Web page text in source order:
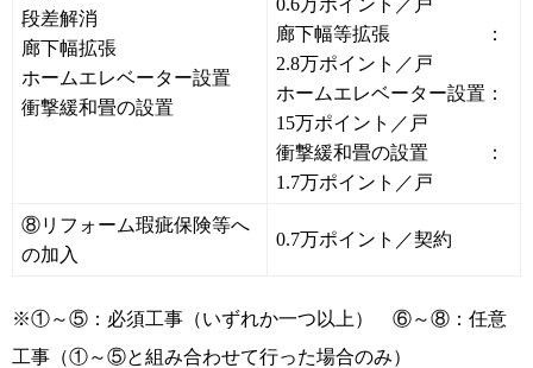
段差解消
廊下幅拡張
ホームエレベーター設置
衝撃緩和畳の設置
廊下幅等拡張 ：
2.8万ポイント／戸
ホームエレベーター設置：
15万ポイント／戸
衝撃緩和畳の設置 ：
1.7万ポイント／戸
⑧リフォーム瑕疵保険等へ
の加入
0.7万ポイント／契約
※①～⑤：必須工事（いずれか一つ以上） ⑥～⑧：任意
工事（①～⑤と組み合わせて行った場合のみ）